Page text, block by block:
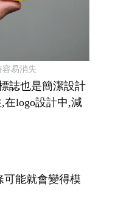
易消失
誌也是簡潔設計
在logo設計中,減
可能就會變得模